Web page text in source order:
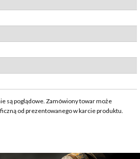
są poglądowe. Zamówiony towar może
od prezentowanego w karcie produktu.